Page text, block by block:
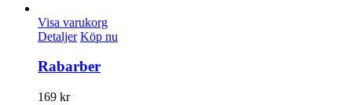
Visa varukorg
Detaljer Köp nu
Rabarber
169 kr